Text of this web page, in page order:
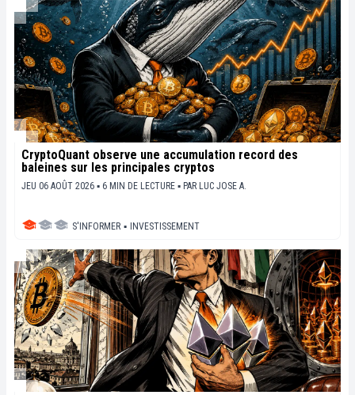
CryptoQuant observe une accumulation record des
baleines sur les principales cryptos
JEU 06 AOÛT 2026 ▪ 6 MIN DE LECTURE ▪ PAR LUC JOSE A.
S'INFORMER ▪ INVESTISSEMENT